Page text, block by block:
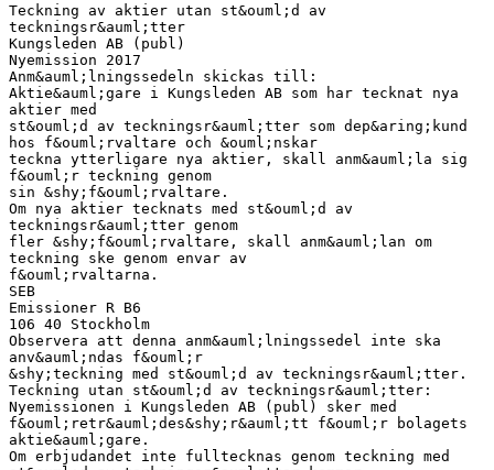
Teckning av aktier utan st&ouml;d av
teckningsr&auml;tter
Kungsleden AB (publ)
Nyemission 2017
Anm&auml;lningssedeln skickas till:
Aktie&auml;gare i Kungsleden AB som har tecknat nya
aktier med
st&ouml;d av teckningsr&auml;tter som dep&aring;kund
hos f&ouml;rvaltare och &ouml;nskar
teckna ytterligare nya aktier, skall anm&auml;la sig
f&ouml;r teckning genom
sin &shy;f&ouml;rvaltare.
Om nya aktier tecknats med st&ouml;d av
teckningsr&auml;tter genom
fler &shy;f&ouml;rvaltare, skall anm&auml;lan om
teckning ske genom envar av
f&ouml;rvaltarna.
SEB
Emissioner R B6
106 40 Stockholm
Observera att denna anm&auml;lningssedel inte ska
anv&auml;ndas f&ouml;r
&shy;teckning med st&ouml;d av teckningsr&auml;tter.
Teckning utan st&ouml;d av teckningsr&auml;tter:
Nyemissionen i Kungsleden AB (publ) sker med
f&ouml;retr&auml;des&shy;r&auml;tt f&ouml;r bolagets
aktie&auml;gare.
Om erbjudandet inte fulltecknas genom teckning med